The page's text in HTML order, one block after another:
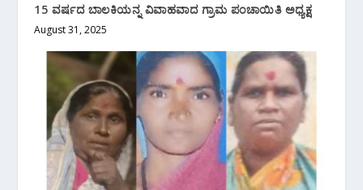
15 ವರ್ಷದ ಬಾಲಕಿಯನ್ನ ವಿವಾಹವಾದ ಗ್ರಾಮ ಪಂಚಾಯಿತಿ ಅಧ್ಯಕ್ಷ
August 31, 2025